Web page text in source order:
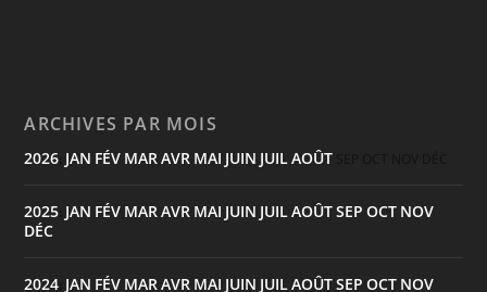
ARCHIVES PAR MOIS
2026 JAN FÉV MARAVR MAI JUIN JUILAOÛT
2025 JAN FÉV MARAVR MAI JUIN JUILAOÛTSEP OCT NOV
DÉC
2024 JAN FÉV MARAVR MAI JUIN JUILAOÛTSEP OCT NOV